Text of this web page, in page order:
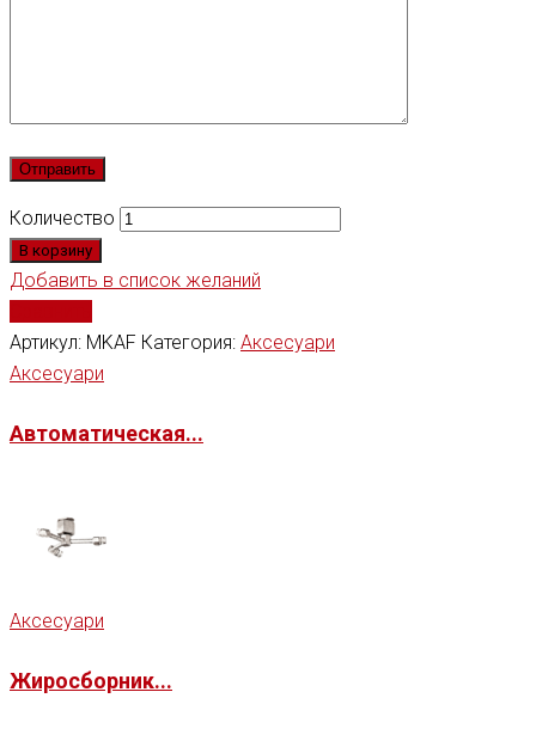
Количество
В корзину
Добавить в список желаний
Артикул: MKAF Категория: Аксесуари
Аксесуари
Автоматическая...
Аксесуари
Жиросборник...